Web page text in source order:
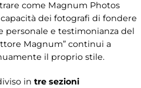
come Magnum Photos
dei fotografi di fondere
personale e testimonianza del
Magnum” continui a
il proprio stile.
in tre sezioni